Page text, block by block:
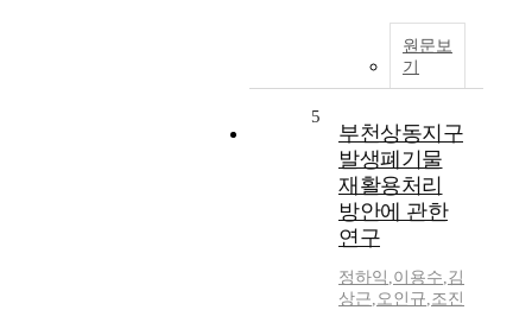
원문보
기
5
부천상동지구
발생폐기물
재활용처리
방안에 관한
연구
정하익 ,이용수,김
상근,오인규,조진